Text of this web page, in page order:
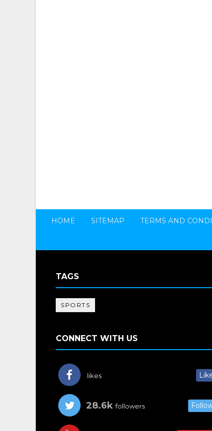
HOME SITEMAP TERMS AND
TAGS
SPORTS
CONNECT WITH US
likes
28.6k followers